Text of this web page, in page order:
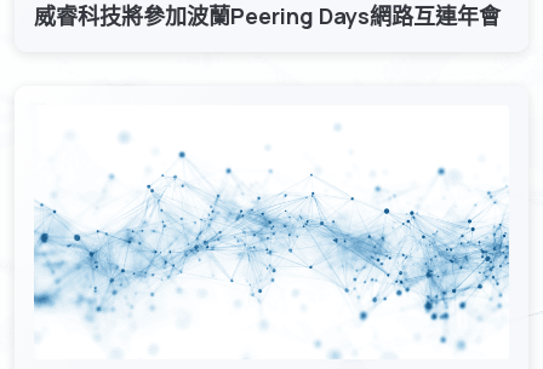
威睿科技將參加波蘭Peering Days網路互連年會